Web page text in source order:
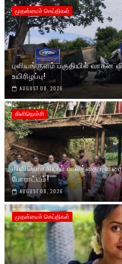
முதன்மைச் செய்திகள்
புளியங்குளம் பகுதியில்
உயிரிழப்பு!
AUGUST 08, 2026
கிளிநொச்சி
கிளிநொச்சியில் பாலத்தை
போராட்டம்!
AUGUST 08, 2026
முதன்மைச் செய்திகள்